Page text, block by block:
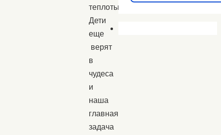
теплоты.
Дети
еще
верят
в
чудеса
и
наша
главная
задача